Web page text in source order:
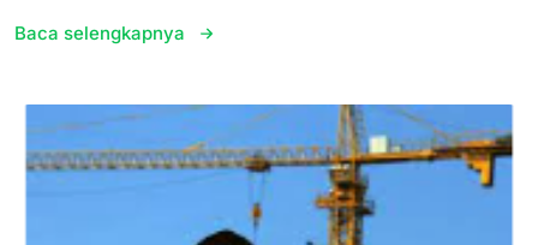
Baca selengkapnya